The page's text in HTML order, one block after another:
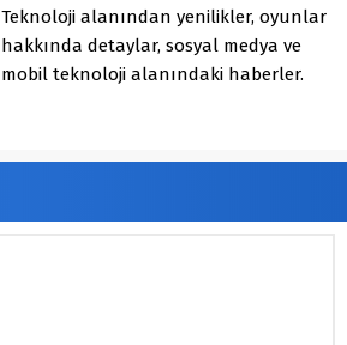
Teknoloji alanından yenilikler, oyunlar
hakkında detaylar, sosyal medya ve
mobil teknoloji alanındaki haberler.